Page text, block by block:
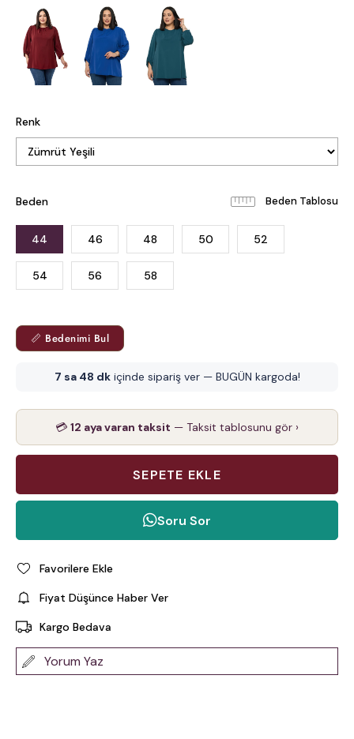
Renk
Beden Beden Tablosu
44 46 48 50 52
54 56 58
📏 Bedenimi Bul
7 sa 48 dkiçinde sipariş ver — BUGÜN kargoda!
💳 12 aya varan taksit — Taksit tablosunu gör ›
Soru Sor
Favorilere Ekle
Fiyat Düşünce Haber Ver
Kargo Bedava
Yorum Yaz